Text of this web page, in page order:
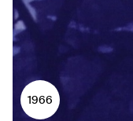
1966